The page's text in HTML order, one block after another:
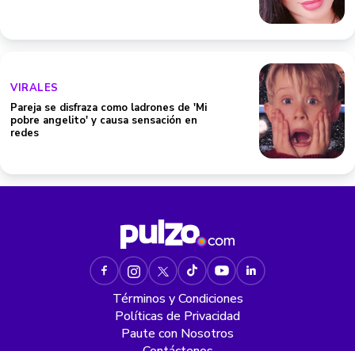
VIRALES
Pareja se disfraza como ladrones de 'Mi
pobre angelito' y causa sensación en
redes
Términos y Condiciones
Políticas de Privacidad
Paute con Nosotros